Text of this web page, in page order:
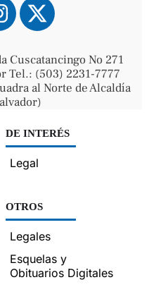
Cuscatancingo No 271
Tel.: (503) 2231-7777
al Norte de Alcaldía
DE INTERÉS
Legal
OTROS
Legales
Esquelas y
Obituarios Digitales